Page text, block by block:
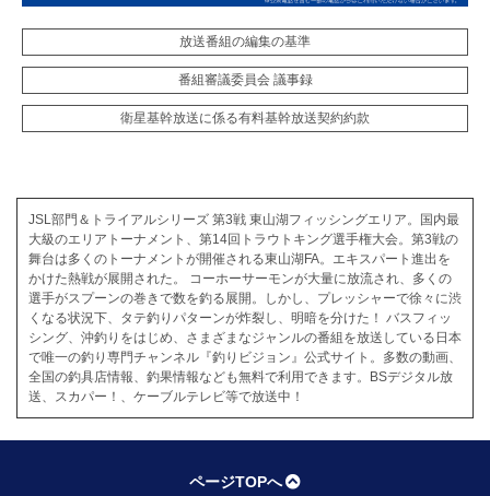
放送番組の編集の基準
番組審議委員会 議事録
衛星基幹放送に係る有料基幹放送契約約款
JSL部門＆トライアルシリーズ 第3戦 東山湖フィッシングエリア。国内最
大級のエリアトーナメント、第14回トラウトキング選手権大会。第3戦の
舞台は多くのトーナメントが開催される東山湖FA。エキスパート進出を
かけた熱戦が展開された。 コーホーサーモンが大量に放流され、多くの
選手がスプーンの巻きで数を釣る展開。しかし、プレッシャーで徐々に渋
くなる状況下、タテ釣りパターンが炸裂し、明暗を分けた！ バスフィッ
シング、沖釣りをはじめ、さまざまなジャンルの番組を放送している日本
で唯一の釣り専門チャンネル『釣りビジョン』公式サイト。多数の動画、
全国の釣具店情報、釣果情報なども無料で利用できます。BSデジタル放
送、スカパー！、ケーブルテレビ等で放送中！
ページTOPへ